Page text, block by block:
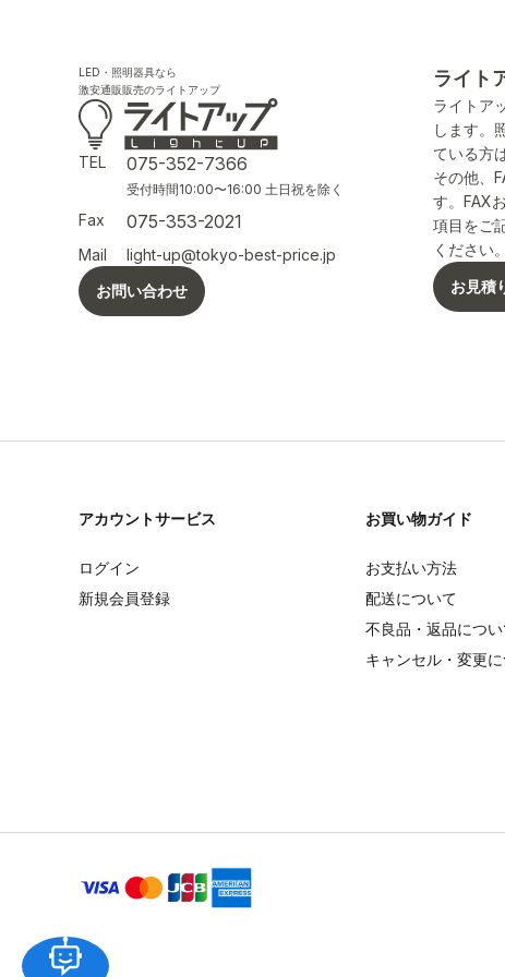
LED・照明器具なら
激安通販販売のライトアップ
TEL 075-352-7366
受付時間10:00〜16:00 土日祝を除く
Fax 075-353-2021
Mail
light-up@tokyo-best-price.jp
お問い合わせ
ライト
ライトア
します。
ている方
その他、
す。FAX
項目をご
ください。
お見積
アカウントサービス
ログイン
新規会員登録
お買い物ガイド
お支払い方法
配送について
不良品・返品につい
キャンセル・変更